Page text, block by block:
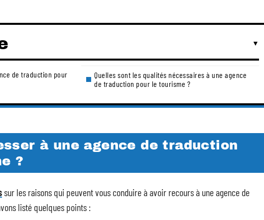
de traduction pour
Quelles sont les qualités nécessaires à une agence
de traduction pour le tourisme ?
à une agence de traduction
?
sur les raisons qui peuvent vous conduire à avoir recours à une agence de
listé quelques points :